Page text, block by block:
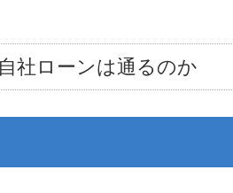
社ローンは通るのか